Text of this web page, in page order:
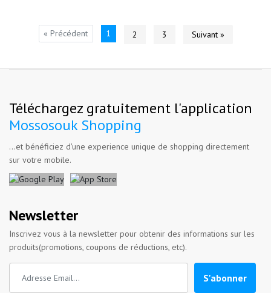
« Précédent 1 2 3 Suivant »
Téléchargez gratuitement l'application
Mossosouk Shopping
...et bénéficiez d'une experience unique de shopping directement
sur votre mobile.
Newsletter
Inscrivez vous à la newsletter pour obtenir des informations sur les
produits(promotions, coupons de réductions, etc).
S'abonner